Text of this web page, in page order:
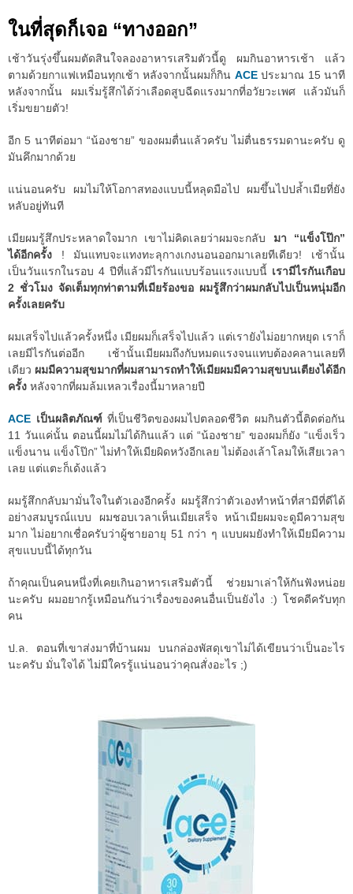
ในที่สุดก็เจอ “ทางออก”
เช้าวันรุ่งขึ้นผมตัดสินใจลองอาหารเสริมตัวนี้ดู ผมกินอาหารเช้า แล้ว
ตามด้วยกาแฟเหมือนทุกเช้า หลังจากนั้นผมก็กิน ACEประมาณ 15 นาที
หลังจากนั้น ผมเริ่มรู้สึกได้ว่าเลือดสูบฉีดแรงมากที่อวัยวะเพศ แล้วมันก็
เริ่มขยายตัว!
อีก 5 นาทีต่อมา “น้องชาย” ของผมตื่นแล้วครับ ไม่ตื่นธรรมดานะครับ ดู
มันคึกมากด้วย
แน่นอนครับ ผมไม่ให้โอกาสทองแบบนี้หลุดมือไป ผมขึ้นไปปล้ำเมียที่ยัง
หลับอยู่ทันที
เมียผมรู้สึกประหลาดใจมาก เขาไม่คิดเลยว่าผมจะกลับ มา “แข็งโป๊ก”
ได้อีกครั้ง ! มันแทบจะแทงทะลุกางเกงนอนออกมาเลยทีเดียว! เช้านั้น
เป็นวันแรกในรอบ 4 ปีที่แล้วมีไรกันแบบร้อนแรงแบบนี้ เรามีไรกันเกือบ
2 ชั่วโมง จัดเต็มทุกท่าตามที่เมียร้องขอ ผมรู้สึกว่าผมกลับไปเป็นหนุ่มอีก
ครั้งเลยครับ
ผมเสร็จไปแล้วครั้งหนึ่ง เมียผมก็เสร็จไปแล้ว แต่เรายังไม่อยากหยุด เราก็
เลยมีไรกันต่ออีก เช้านั้นเมียผมถึงกับหมดแรงจนแทบต้องคลานเลยที
เดียว ผมมีความสุขมากที่ผมสามารถทำให้เมียผมมีความสุขบนเตียงได้อีก
ครั้ง หลังจากที่ผมล้มเหลวเรื่องนี้มาหลายปี
ACE เป็นผลิตภัณฑ์ที่เป็นชีวิตของผมไปตลอดชีวิต ผมกินตัวนี้ติดต่อกัน
11 วันแค่นั้น ตอนนี้ผมไม่ได้กินแล้ว แต่ “น้องชาย” ของผมก็ยัง “แข็งเร็ว
แข็งนาน แข็งโป๊ก” ไม่ทำให้เมียผิดหวังอีกเลย ไม่ต้องเล้าโลมให้เสียเวลา
เลย แต่แตะก็เด้งแล้ว
ผมรู้สึกกลับมามั่นใจในตัวเองอีกครั้ง ผมรู้สึกว่าตัวเองทำหน้าที่สามีที่ดีได้
อย่างสมบูรณ์แบบ ผมชอบเวลาเห็นเมียเสร็จ หน้าเมียผมจะดูมีความสุข
มาก ไม่อยากเชื่อครับว่าผู้ชายอายุ 51 กว่า ๆ แบบผมยังทำให้เมียมีความ
สุขแบบนี้ได้ทุกวัน
ถ้าคุณเป็นคนหนึ่งที่เคยเกินอาหารเสริมตัวนี้ ช่วยมาเล่าให้กันฟังหน่อย
นะครับ ผมอยากรู้เหมือนกันว่าเรื่องของคนอื่นเป็นยังไง :) โชคดีครับทุก
คน
ป.ล. ตอนที่เขาส่งมาที่บ้านผม บนกล่องพัสดุเขาไม่ได้เขียนว่าเป็นอะไร
นะครับ มั่นใจได้ ไม่มีใครรู้แน่นอนว่าคุณสั่งอะไร ;)